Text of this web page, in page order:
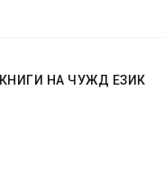
КНИГИ НА ЧУЖД ЕЗИК